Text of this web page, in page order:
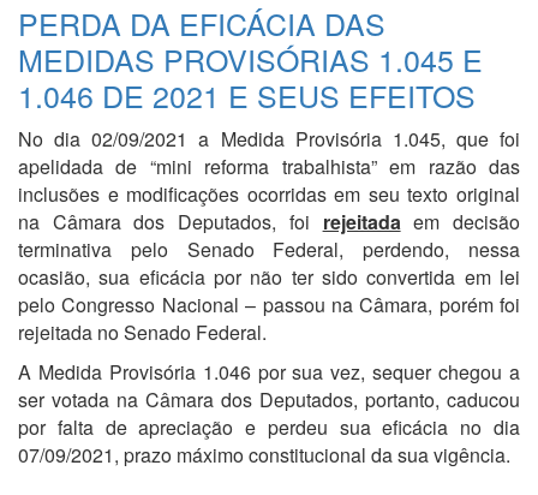
PERDA DA EFICÁCIA DAS
MEDIDAS PROVISÓRIAS 1.045 E
1.046 DE 2021 E SEUS EFEITOS
No dia 02/09/2021 a Medida Provisória 1.045, que foi
apelidada de “mini reforma trabalhista” em razão das
inclusões e modificações ocorridas em seu texto original
na Câmara dos Deputados, foi rejeitadaem decisão
terminativa pelo Senado Federal, perdendo, nessa
ocasião, sua eficácia por não ter sido convertida em lei
pelo Congresso Nacional – passou na Câmara, porém foi
rejeitada no Senado Federal.
A Medida Provisória 1.046 por sua vez, sequer chegou a
ser votada na Câmara dos Deputados, portanto, caducou
por falta de apreciação e perdeu sua eficácia no dia
07/09/2021, prazo máximo constitucional da sua vigência.
Treinamentos
Notícias
Trabalhe Conosco
Contato